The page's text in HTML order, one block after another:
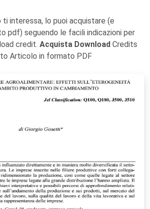
interessa, lo puoi acquistare (e
pdf) seguendo le facili indicazioni per
credit. Acquista Download Credits
Articolo in formato PDF